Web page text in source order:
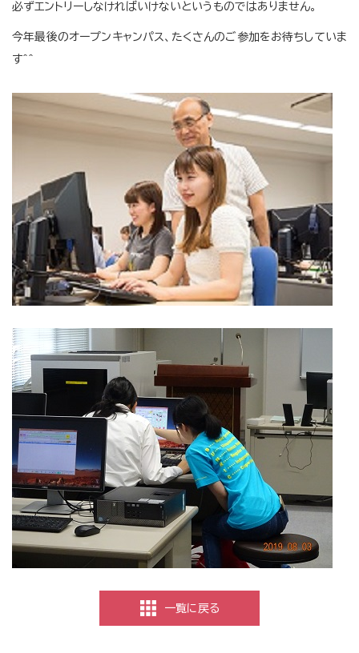
必ずエントリーしなければいけないというものではありません。
今年最後のオープンキャンパス、たくさんのご参加をお待ちしていま
す＾＾
一覧に戻る